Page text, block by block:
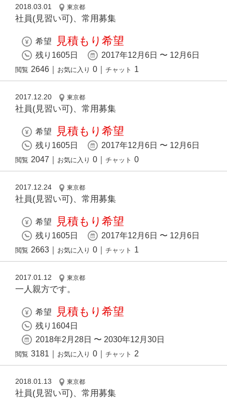
2018.03.01 東京都
社員(見習い可)、常用募集
希望 見積もり希望
残り1605日 2017年12月6日 〜 12月6日
閲覧 2646 お気に入り 0 チャット 1
2017.12.20 東京都
社員(見習い可)、常用募集
希望 見積もり希望
残り1605日 2017年12月6日 〜 12月6日
閲覧 2047 お気に入り 0 チャット 0
2017.12.24 東京都
社員(見習い可)、常用募集
希望 見積もり希望
残り1605日 2017年12月6日 〜 12月6日
閲覧 2663 お気に入り 0 チャット 1
2017.01.12 東京都
一人親方です。
希望 見積もり希望
残り1604日
2018年2月28日 〜 2030年12月30日
閲覧 3181 お気に入り 0 チャット 2
2018.01.13 東京都
社員(見習い可)、常用募集